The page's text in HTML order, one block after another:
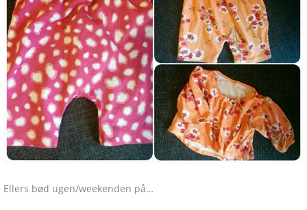
Ellers bød ugen/weekenden på…